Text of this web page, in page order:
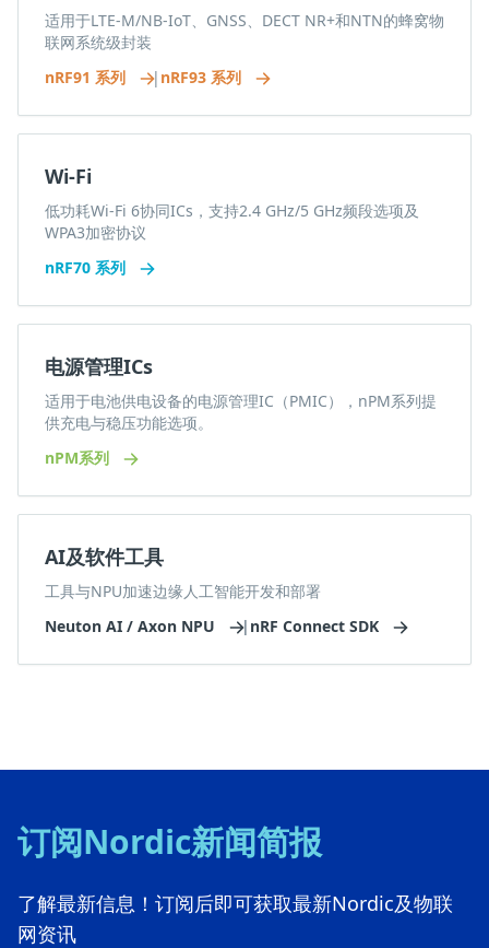
适用于LTE-M/NB-IoT、GNSS、DECT NR+和NTN的蜂窝物
联网系统级封装
nRF91 系列
| nRF93 系列
Wi-Fi
低功耗Wi-Fi 6协同ICs，支持2.4 GHz/5 GHz频段选项及
WPA3加密协议
nRF70 系列
电源管理ICs
适用于电池供电设备的电源管理IC（PMIC），nPM系列提
供充电与稳压功能选项。
nPM系列
AI及软件工具
工具与NPU加速边缘人工智能开发和部署
Neuton AI / Axon NPU
| nRF Connect SDK
订阅Nordic新闻简报
了解最新信息！订阅后即可获取最新Nordic及物联
网资讯